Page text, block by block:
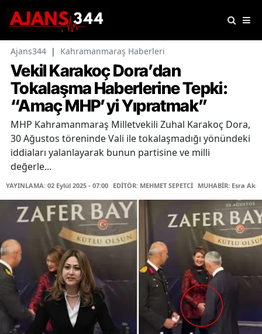
Ajans344 | Kahramanmaraş Haberleri
Vekil Karakoç Dora’dan
Tokalaşma Haberlerine Tepki:
“Amaç MHP’yi Yıpratmak”
MHP Kahramanmaraş Milletvekili Zuhal Karakoç Dora,
30 Ağustos töreninde Vali ile tokalaşmadığı yönündeki
iddiaları yalanlayarak bunun partisine ve milli
değerle...
YAYINLAMA: 02 Eylül 2025 - 07:00 EDİTÖR: MEHMET SEPETCİ MUHABİR: Esra